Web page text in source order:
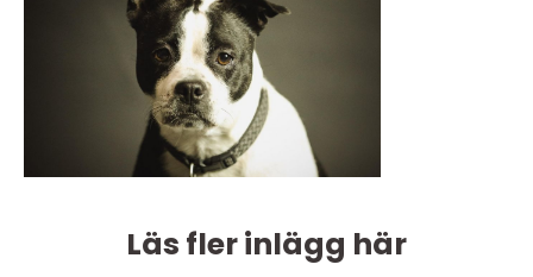
Läs fler inlägg här